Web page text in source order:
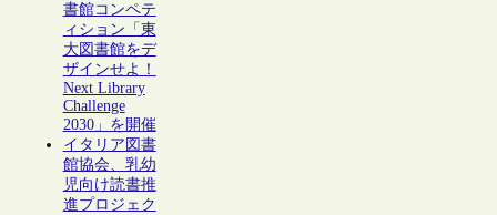
書館コンペテ
ィション「東
大図書館をデ
ザインせよ！
Next Library
Challenge
2030」を開催
イタリア図書
館協会、乳幼
児向け読書推
進プロジェク